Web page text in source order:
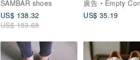
SAMBAR shoes
US$ 138.32
US$ 153.68
廣告
Empty Cones |
US$ 35.19